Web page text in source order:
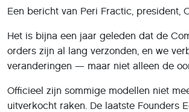
Een bericht van Peri Fractic, president,
Het is bijna een jaar geleden dat de
orders zijn al lang verzonden, en we
veranderingen — maar niet alleen de
Officieel zijn sommige modellen niet
uitverkocht raken. De laatste Founders